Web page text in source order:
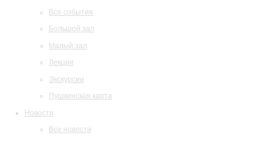
Все события
Большой зал
Малый зал
Лекции
Экскурсии
Пушкинская карта
Новости
Все новости